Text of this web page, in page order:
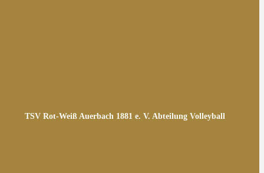
TSV Rot-Weiß Auerbach 1881 e. V. Abteilung Volleyball